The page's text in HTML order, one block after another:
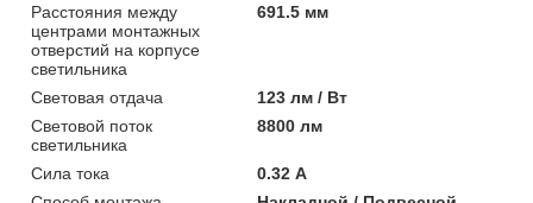
Расстояния между
центрами монтажных
отверстий на корпусе
светильника
691.5 мм
Световая отдача
123 лм / Вт
Световой поток
светильника
8800 лм
Сила тока
0.32 А